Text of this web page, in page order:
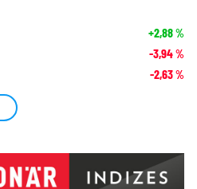
+2,88%
-3,94%
-2,63%